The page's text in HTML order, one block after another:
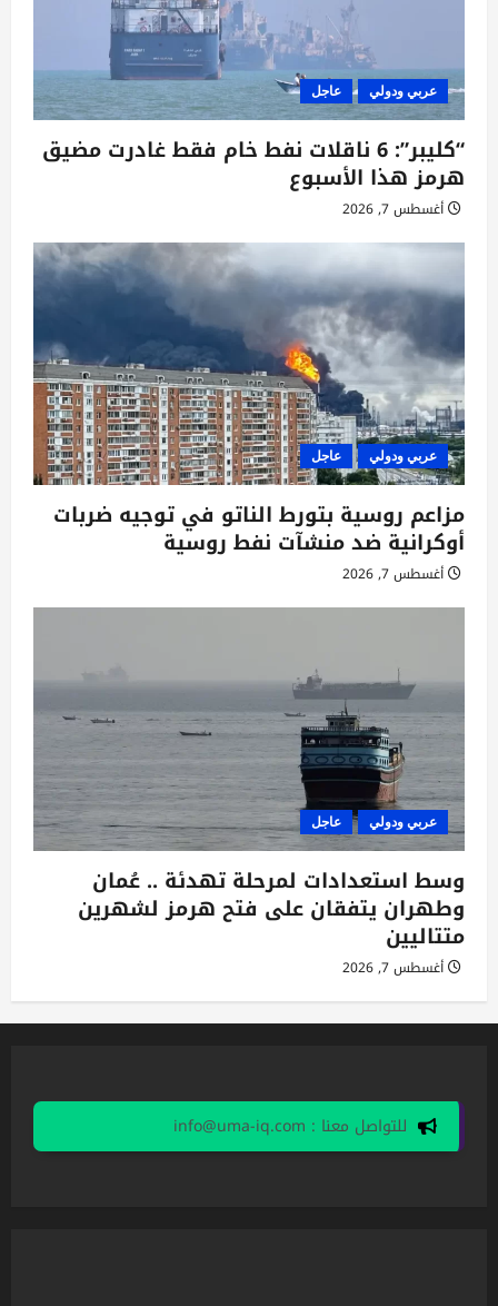
عربي ودولي عاجل
“كليبر”: 6 ناقلات نفط خام فقط غادرت مضيق
هرمز هذا الأسبوع
أغسطس 7, 2026
عربي ودولي عاجل
مزاعم روسية بتورط الناتو في توجيه ضربات
أوكرانية ضد منشآت نفط روسية
أغسطس 7, 2026
عربي ودولي عاجل
وسط استعدادات لمرحلة تهدئة .. عُمان
وطهران يتفقان على فتح هرمز لشهرين
متتاليين
أغسطس 7, 2026
للتواصل معنا : info@uma-iq.com